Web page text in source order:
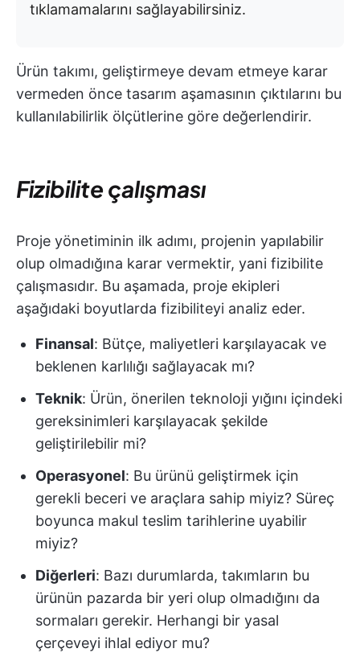
tıklamamalarını sağlayabilirsiniz.
Ürün takımı, geliştirmeye devam etmeye karar
vermeden önce tasarım aşamasının çıktılarını bu
kullanılabilirlik ölçütlerine göre değerlendirir.
Fizibilite çalışması
Proje yönetiminin ilk adımı, projenin yapılabilir
olup olmadığına karar vermektir, yani fizibilite
çalışmasıdır. Bu aşamada, proje ekipleri
aşağıdaki boyutlarda fizibiliteyi analiz eder.
Finansal: Bütçe, maliyetleri karşılayacak ve
beklenen karlılığı sağlayacak mı?
Teknik: Ürün, önerilen teknoloji yığını içindeki
gereksinimleri karşılayacak şekilde
geliştirilebilir mi?
Operasyonel: Bu ürünü geliştirmek için
gerekli beceri ve araçlara sahip miyiz? Süreç
boyunca makul teslim tarihlerine uyabilir
miyiz?
Diğerleri: Bazı durumlarda, takımların bu
ürünün pazarda bir yeri olup olmadığını da
sormaları gerekir. Herhangi bir yasal
çerçeveyi ihlal ediyor mu?